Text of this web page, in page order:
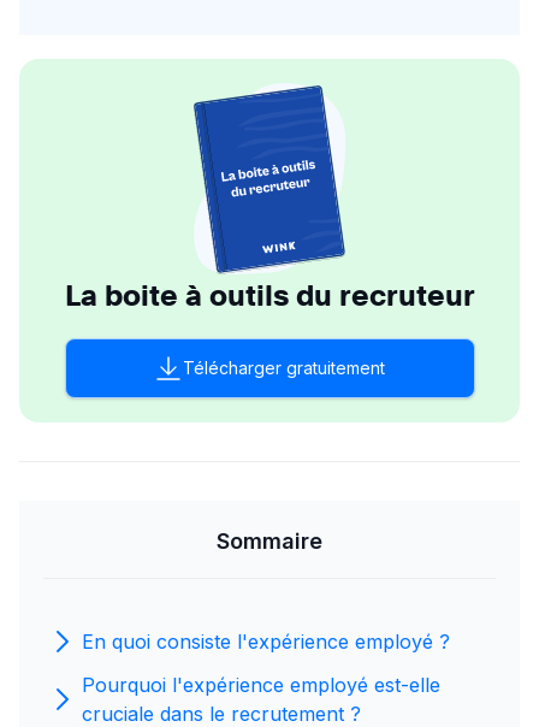
La boite à outils du recruteur
Télécharger gratuitement
Sommaire
En quoi consiste l'expérience employé ?
Pourquoi l'expérience employé est-elle
cruciale dans le recrutement ?